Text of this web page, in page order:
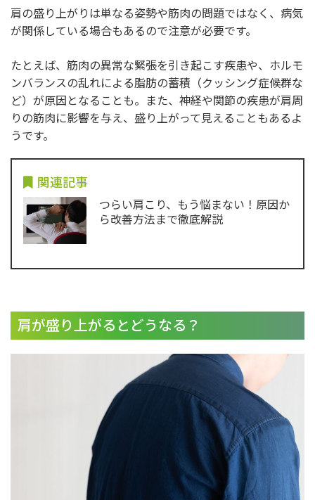
肩の盛り上がりは単なる姿勢や筋肉の問題ではなく、病気
が関係している場合もあるので注意が必要です。
たとえば、筋肉の異常な緊張を引き起こす疾患や、ホルモ
ンバランスの乱れによる脂肪の蓄積（クッシング症候群な
ど）が原因となることも。また、神経や関節の疾患が肩周
りの筋肉に影響を与え、盛り上がって見えることもあるよ
うです。
関連記事
つらい肩こり、もう悩まない！原因か
ら改善方法まで徹底解説
肩が盛り上がるとどうなる？